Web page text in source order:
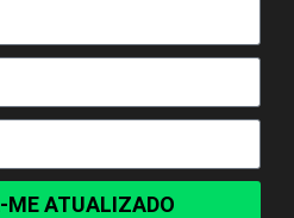
ATUALIZADO